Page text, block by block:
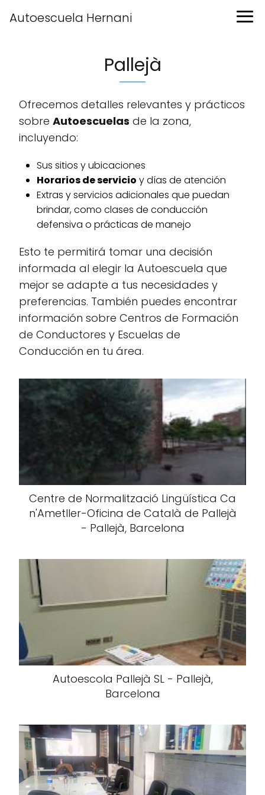
Autoescuela Hernani
Pallejà
Ofrecemos detalles relevantes y prácticos
sobre Autoescuelas de la zona,
incluyendo:
Sus sitios y ubicaciones
Horarios de servicio y días de atención
Extras y servicios adicionales que puedan
brindar, como clases de conducción
defensiva o prácticas de manejo
Esto te permitirá tomar una decisión
informada al elegir la Autoescuela que
mejor se adapte a tus necesidades y
preferencias. También puedes encontrar
información sobre Centros de Formación
de Conductores y Escuelas de
Conducción en tu área.
Centre de Normalització Lingüística Ca
n'Ametller-Oficina de Català de Pallejà
- Pallejà, Barcelona
Autoescola Pallejà SL - Pallejà,
Barcelona